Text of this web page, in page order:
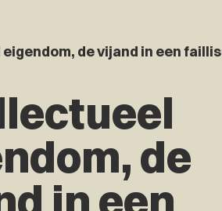
de vijand in een
de